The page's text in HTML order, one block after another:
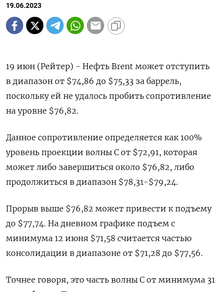
19.06.2023
19 июн (Рейтер) - Нефть Brent может отступить
в диапазон от $74,86 до $75,33 за баррель,
поскольку ей не удалось пробить сопротивление
на уровне $76,82.
Данное сопротивление определяется как 100%
уровень проекции волны С от $72,91, которая
может либо завершиться около $76,82, либо
продолжиться в диапазон $78,31-$79,24.
Прорыв выше $76,82 может привести к подъему
до $77,74. На дневном графике подъем с
минимума 12 июня $71,58 считается частью
консолидации в диапазоне от $71,28 до $77,56.
Точнее говоря, это часть волны С от минимума 31